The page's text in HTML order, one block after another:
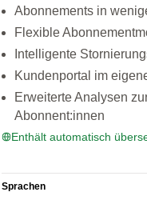
Abonnements in
Flexible
Intelligente
Kundenportal im
Erweiterte Analysen
Abonnent:innen
Enthält automatisch
Sprachen